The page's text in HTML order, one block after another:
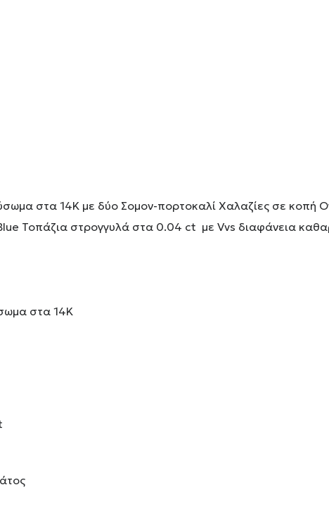
στα 14Κ με δύο Σομον-πορτοκαλί Χαλαζίες σε
Τοπάζια στρογγυλά στα 0.04 ct με Vvs διαφάνεια
στα 14Κ